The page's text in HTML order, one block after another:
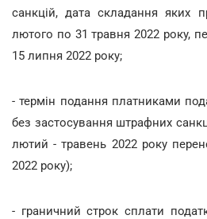
санкцій, дата складання яких
лютого по 31 травня 2022 року,
15 липня 2022 року;
- термін подання платниками
без застосування штрафних
лютий - травень 2022 року
2022 року);
- граничний строк сплати